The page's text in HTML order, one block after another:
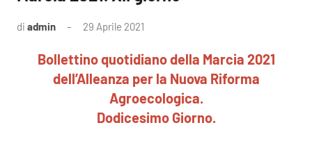
di admin 29 Aprile 2021
Bollettino quotidiano della Marcia 2021
dell’Alleanza per la Nuova Riforma
Agroecologica.
Dodicesimo Giorno.